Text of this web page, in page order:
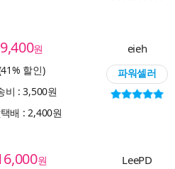
9,400원
할인)
비 : 3,500원
배 : 2,400원
eieh
파워셀러
원
LeePD